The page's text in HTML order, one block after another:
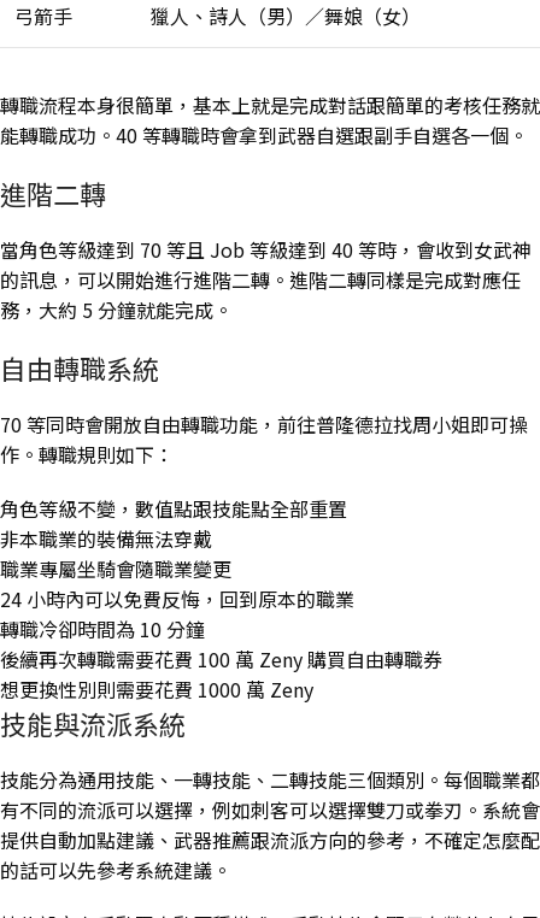
弓箭手 獵人、詩人（男）／舞娘（女）
轉職流程本身很簡單，基本上就是完成對話跟簡單的考核任務就
能轉職成功。40 等轉職時會拿到武器自選跟副手自選各一個。
進階二轉
當角色等級達到 70 等且 Job 等級達到 40 等時，會收到女武神
的訊息，可以開始進行進階二轉。進階二轉同樣是完成對應任
務，大約 5 分鐘就能完成。
自由轉職系統
70 等同時會開放自由轉職功能，前往普隆德拉找周小姐即可操
作。轉職規則如下：
角色等級不變，數值點跟技能點全部重置
非本職業的裝備無法穿戴
職業專屬坐騎會隨職業變更
24 小時內可以免費反悔，回到原本的職業
轉職冷卻時間為 10 分鐘
後續再次轉職需要花費 100 萬 Zeny 購買自由轉職券
想更換性別則需要花費 1000 萬 Zeny
技能與流派系統
技能分為通用技能、一轉技能、二轉技能三個類別。每個職業都
有不同的流派可以選擇，例如刺客可以選擇雙刀或拳刃。系統會
提供自動加點建議、武器推薦跟流派方向的參考，不確定怎麼配
的話可以先參考系統建議。